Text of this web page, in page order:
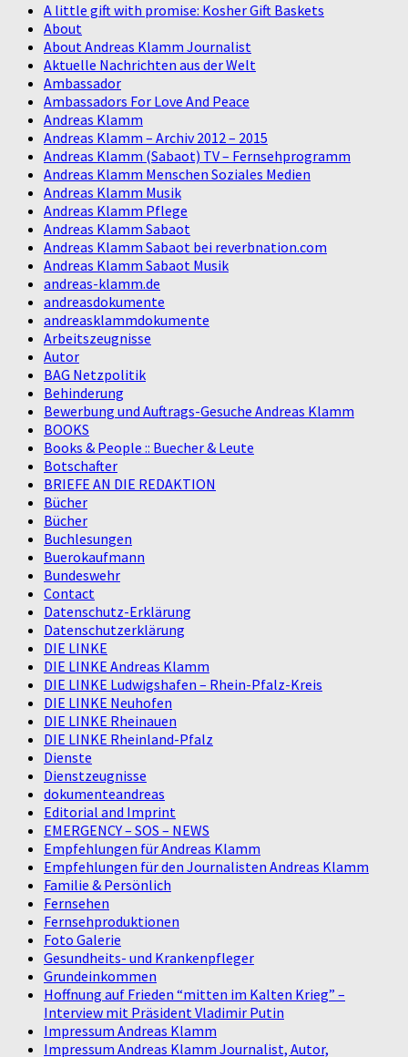
A little gift with promise: Kosher Gift Baskets
About
About Andreas Klamm Journalist
Aktuelle Nachrichten aus der Welt
Ambassador
Ambassadors For Love And Peace
Andreas Klamm
Andreas Klamm – Archiv 2012 – 2015
Andreas Klamm (Sabaot) TV – Fernsehprogramm
Andreas Klamm Menschen Soziales Medien
Andreas Klamm Musik
Andreas Klamm Pflege
Andreas Klamm Sabaot
Andreas Klamm Sabaot bei reverbnation.com
Andreas Klamm Sabaot Musik
andreas-klamm.de
andreasdokumente
andreasklammdokumente
Arbeitszeugnisse
Autor
BAG Netzpolitik
Behinderung
Bewerbung und Auftrags-Gesuche Andreas Klamm
BOOKS
Books & People :: Buecher & Leute
Botschafter
BRIEFE AN DIE REDAKTION
Bücher
Bücher
Buchlesungen
Buerokaufmann
Bundeswehr
Contact
Datenschutz-Erklärung
Datenschutzerklärung
DIE LINKE
DIE LINKE Andreas Klamm
DIE LINKE Ludwigshafen – Rhein-Pfalz-Kreis
DIE LINKE Neuhofen
DIE LINKE Rheinauen
DIE LINKE Rheinland-Pfalz
Dienste
Dienstzeugnisse
dokumenteandreas
Editorial and Imprint
EMERGENCY – SOS – NEWS
Empfehlungen für Andreas Klamm
Empfehlungen für den Journalisten Andreas Klamm
Familie & Persönlich
Fernsehen
Fernsehproduktionen
Foto Galerie
Gesundheits- und Krankenpfleger
Grundeinkommen
Hoffnung auf Frieden “mitten im Kalten Krieg” –
Interview mit Präsident Vladimir Putin
Impressum Andreas Klamm
Impressum Andreas Klamm Journalist, Autor,